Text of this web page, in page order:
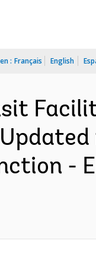
: Français English
-